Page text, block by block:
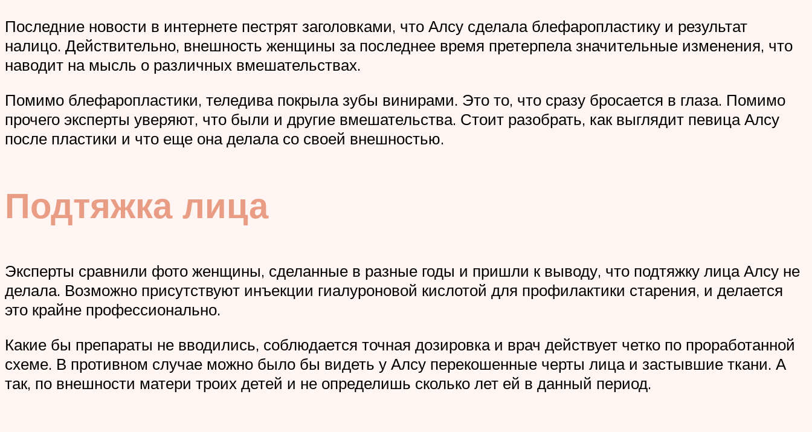
Последние новости в интернете пестрят заголовками, что Алсу сделала блефаропластику и результат
налицо. Действительно, внешность женщины за последнее время претерпела значительные изменения, что
наводит на мысль о различных вмешательствах.
Помимо блефаропластики, теледива покрыла зубы винирами. Это то, что сразу бросается в глаза. Помимо
прочего эксперты уверяют, что были и другие вмешательства. Стоит разобрать, как выглядит певица Алсу
после пластики и что еще она делала со своей внешностью.
Подтяжка лица
Эксперты сравнили фото женщины, сделанные в разные годы и пришли к выводу, что подтяжку лица Алсу не
делала. Возможно присутствуют инъекции гиалуроновой кислотой для профилактики старения, и делается
это крайне профессионально.
Какие бы препараты не вводились, соблюдается точная дозировка и врач действует четко по проработанной
схеме. В противном случае можно было бы видеть у Алсу перекошенные черты лица и застывшие ткани. А
так, по внешности матери троих детей и не определишь сколько лет ей в данный период.